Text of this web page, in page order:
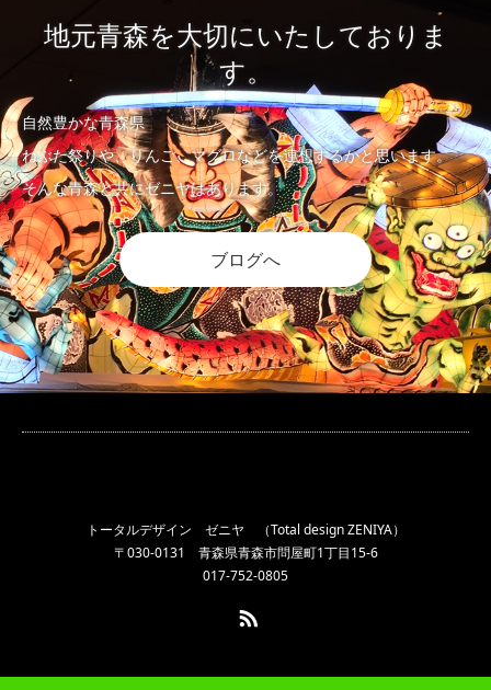
地元青森を大切にいたしておりま
す。
自然豊かな青森県
ねぶた祭りや、りんご、マグロなどを連想するかと思います。
そんな青森と共にゼニヤはあります。
ブログへ
トータルデザイン ゼニヤ （Total design ZENIYA）
〒030-0131 青森県青森市問屋町1丁目15-6
017-752-0805